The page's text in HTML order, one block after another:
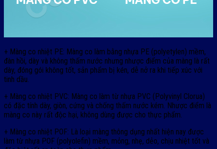
+ Màng co nhiệt PE: Màng co làm bằng nhựa PE (polyetylen) mềm,
đàn hồi, dày và không thấm nước nhưng nhược điểm của màng là rất
dày, đóng gói không tốt, sản phẩm bị kén, dễ nở ra khi tiếp xúc với
tinh dầu.
+ Màng co nhiệt PVC: Màng co làm từ nhựa PVC (Polyvinyl Clorua)
có đặc tính dày, giòn, cứng và chống thấm nước kém. Nhược điểm là
màng co này rất độc hại, không dùng được cho thực phẩm.
+ Màng co nhiệt POF: Là loại màng thông dụng nhất hiện nay được
làm từ nhựa POF (polyolefin) mềm, mỏng, nhẹ, dẻo, chịu nhiệt tốt và